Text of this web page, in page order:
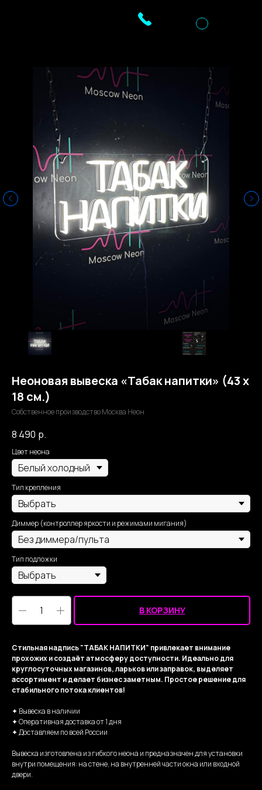
Неоновая вывеска «Табак напитки» (43 х
18 см.)
Собственное производство Москва Неон
8 490 р.
Цвет неона
Тип крепления
Диммер (контроллер яркости и режимами мигания)
Тип подложки
В КОРЗИНУ
Стильная надпись "ТАБАК НАПИТКИ" привлекает внимание
прохожих и создаёт атмосферу доступности. Идеально для
круглосуточных магазинов, ларьков или заправок, выделяет
ассортимент и делает бизнес заметным. Простое решение для
стабильного потока клиентов!
✦ Вывеска в наличии
✦ Оперативная доставка от 1 дня
✦ Доставляем по всей России
Вывеска изготовлена из гибкого неона и предназначен для установки
внутри помещения: на стене, на внутренней части окна или входной
двери.